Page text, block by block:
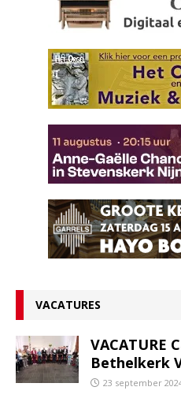
VACATURES
VACATURE
Bethelkerk
23 september